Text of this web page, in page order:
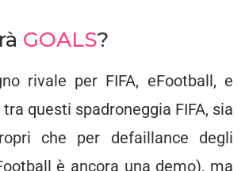
GOALS?
rivale per FIFA, eFootball, e
tra questi spadroneggia FIFA, sia
che per defaillance degli
è ancora una demo), ma